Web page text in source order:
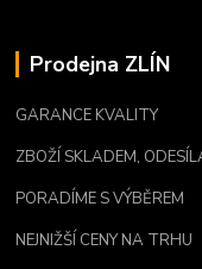
Prodejna ZLÍN
GARANCE KVALITY
ZBOŽÍ SKLADEM,
PORADÍME S VÝBĚREM
NEJNIŽŠÍ CENY NA TRHU